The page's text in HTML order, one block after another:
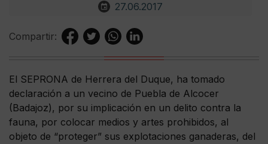
27.06.2017
Compartir:
El SEPRONA de Herrera del Duque, ha tomado
declaración a un vecino de Puebla de Alcocer
(Badajoz), por su implicación en un delito contra la
fauna, por colocar medios y artes prohibidos, al
objeto de “proteger” sus explotaciones ganaderas, del